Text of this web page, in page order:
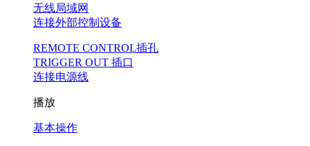
无线局域网
连接外部控制设备
REMOTE CONTROL插孔
TRIGGER OUT 插口
连接电源线
播放
基本操作